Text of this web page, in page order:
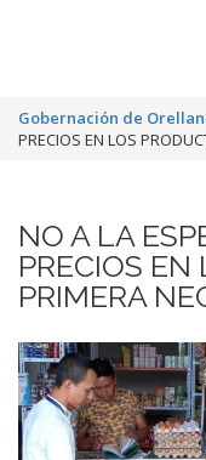
Gobernación de
PRECIOS EN LOS
NO A LA
PRECIOS EN
PRIMERA